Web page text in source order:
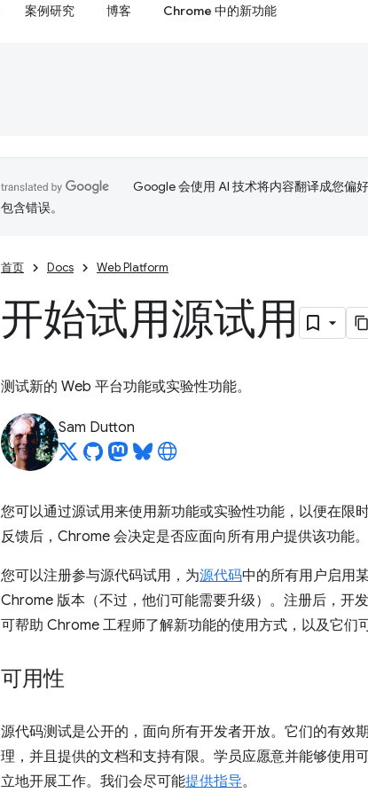
案例研究 博客 Chrome 中的新功能
Google 会使用 AI 技术将内容翻译成您偏
包含错误。
首页 Docs Web Platform
开始试用源试用
测试新的 Web 平台功能或实验性功能。
Sam Dutton
您可以通过源试用来使用新功能或实验性功能，以便在限
反馈后，Chrome 会决定是否应面向所有用户提供该功能。
您可以注册参与源代码试用，为源代码中的所有用户启用
Chrome 版本（不过，他们可能需要升级）。注册后，开
可帮助 Chrome 工程师了解新功能的使用方式，以及它们
可用性
源代码测试是公开的，面向所有开发者开放。它们的有效
理，并且提供的文档和支持有限。学员应愿意并能够使用
立地开展工作。我们会尽可能提供指导。